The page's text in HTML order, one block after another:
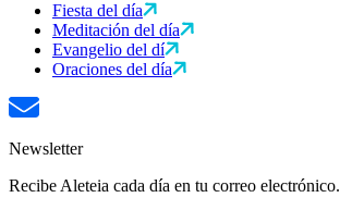
Fiesta del día
Meditación del día
Evangelio del dí
Oraciones del día
Newsletter
Recibe Aleteia cada día en tu correo electrónico.